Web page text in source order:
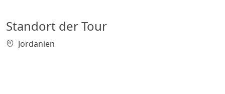
Standort der Tour
Jordanien